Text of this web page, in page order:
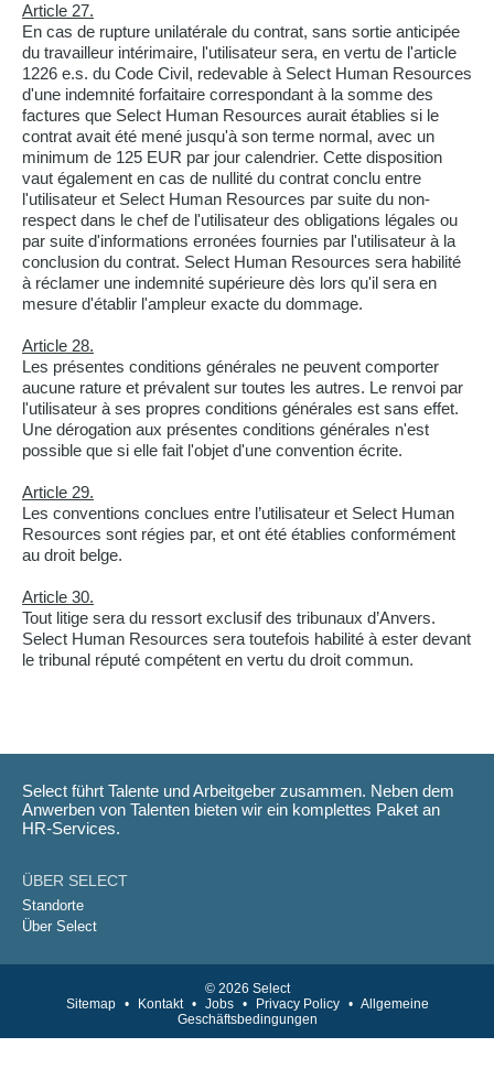
Article 27.
En cas de rupture unilatérale du contrat, sans sortie anticipée
du travailleur intérimaire, l'utilisateur sera, en vertu de l'article
1226 e.s. du Code Civil, redevable à Select Human Resources
d'une indemnité forfaitaire correspondant à la somme des
factures que Select Human Resources aurait établies si le
contrat avait été mené jusqu'à son terme normal, avec un
minimum de 125 EUR par jour calendrier. Cette disposition
vaut également en cas de nullité du contrat conclu entre
l'utilisateur et Select Human Resources par suite du non-
respect dans le chef de l'utilisateur des obligations légales ou
par suite d'informations erronées fournies par l'utilisateur à la
conclusion du contrat. Select Human Resources sera habilité
à réclamer une indemnité supérieure dès lors qu'il sera en
mesure d'établir l'ampleur exacte du dommage.
Article 28.
Les présentes conditions générales ne peuvent comporter
aucune rature et prévalent sur toutes les autres. Le renvoi par
l'utilisateur à ses propres conditions générales est sans effet.
Une dérogation aux présentes conditions générales n'est
possible que si elle fait l'objet d'une convention écrite.
Article 29.
Les conventions conclues entre l’utilisateur et Select Human
Resources sont régies par, et ont été établies conformément
au droit belge.
Article 30.
Tout litige sera du ressort exclusif des tribunaux d’Anvers.
Select Human Resources sera toutefois habilité à ester devant
le tribunal réputé compétent en vertu du droit commun.
Select führt Talente und Arbeitgeber zusammen. Neben dem
Anwerben von Talenten bieten wir ein komplettes Paket an
HR-Services.
ÜBER SELECT
Standorte
Über Select
© 2026 Select
Sitemap
• Kontakt • Jobs • Privacy Policy • Allgemeine
Geschäftsbedingungen